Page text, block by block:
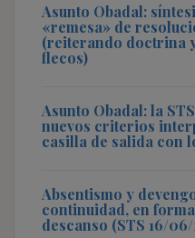
Asunto Obadal:
«remesa» de
(reiterando doctrina
flecos)
Asunto Obadal: la
nuevos criterios
casilla de salida con
Absentismo y
continuidad, en
descanso (STS 16/